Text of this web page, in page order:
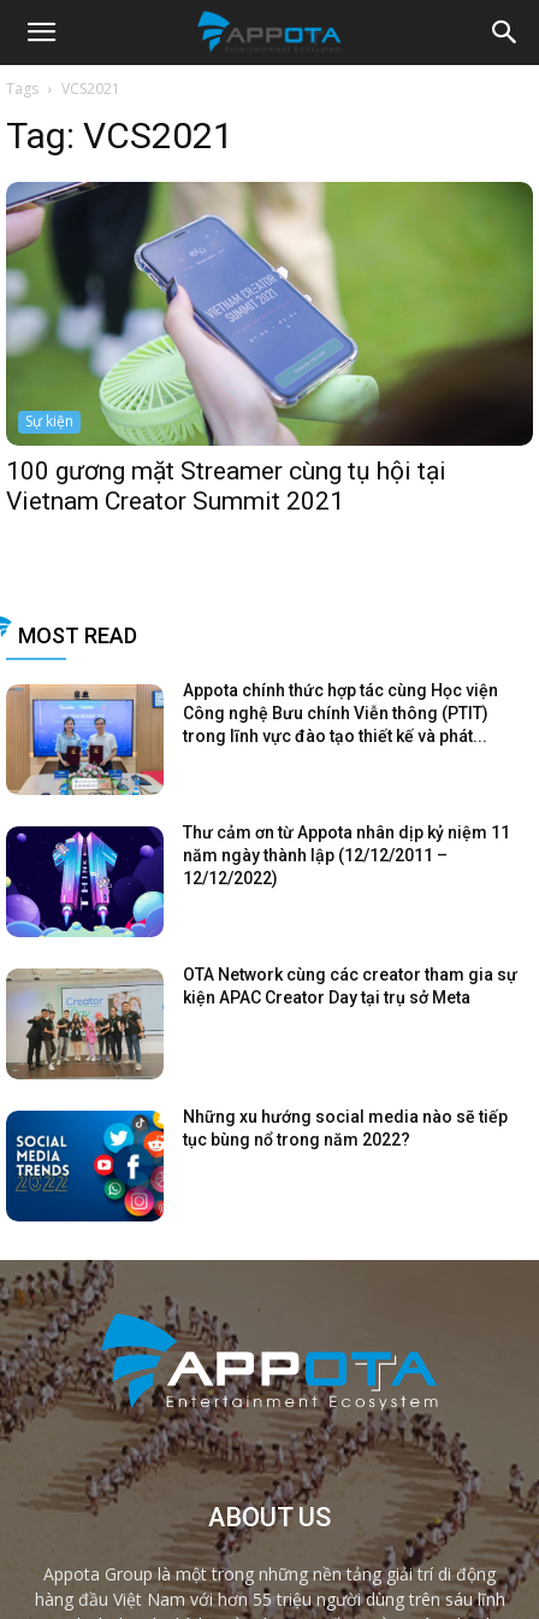
Appota
News
Tags VCS2021
Tag: VCS2021
Sự kiện
100 gương mặt Streamer cùng tụ hội tại
Vietnam Creator Summit 2021
MOST READ
Appota chính thức hợp tác cùng Học viện
Công nghệ Bưu chính Viễn thông (PTIT)
trong lĩnh vực đào tạo thiết kế và phát...
Thư cảm ơn từ Appota nhân dịp kỷ niệm 11
năm ngày thành lập (12/12/2011 –
12/12/2022)
OTA Network cùng các creator tham gia sự
kiện APAC Creator Day tại trụ sở Meta
Những xu hướng social media nào sẽ tiếp
tục bùng nổ trong năm 2022?
ABOUT US
Appota Group là một trong những nền tảng giải trí di động
hàng đầu Việt Nam với hơn 55 triệu người dùng trên sáu lĩnh